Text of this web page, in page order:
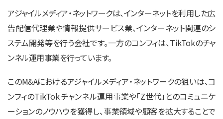
アジャイルメディア・ネットワークは、インターネットを利用した広
告配信代理業や情報提供サービス業、インターネット関連のシ
ステム開発等を行う会社です。一方のコンフィは、TikTokのチャ
ンネル運用事業を行っています。
このM&Aにおけるアジャイルメディア・ネットワークの狙いは、コ
ンフィのTikTok チャンネル運用事業や「Z世代」とのコミュニケ
ーションのノウハウを獲得し、事業領域や顧客を拡大することで